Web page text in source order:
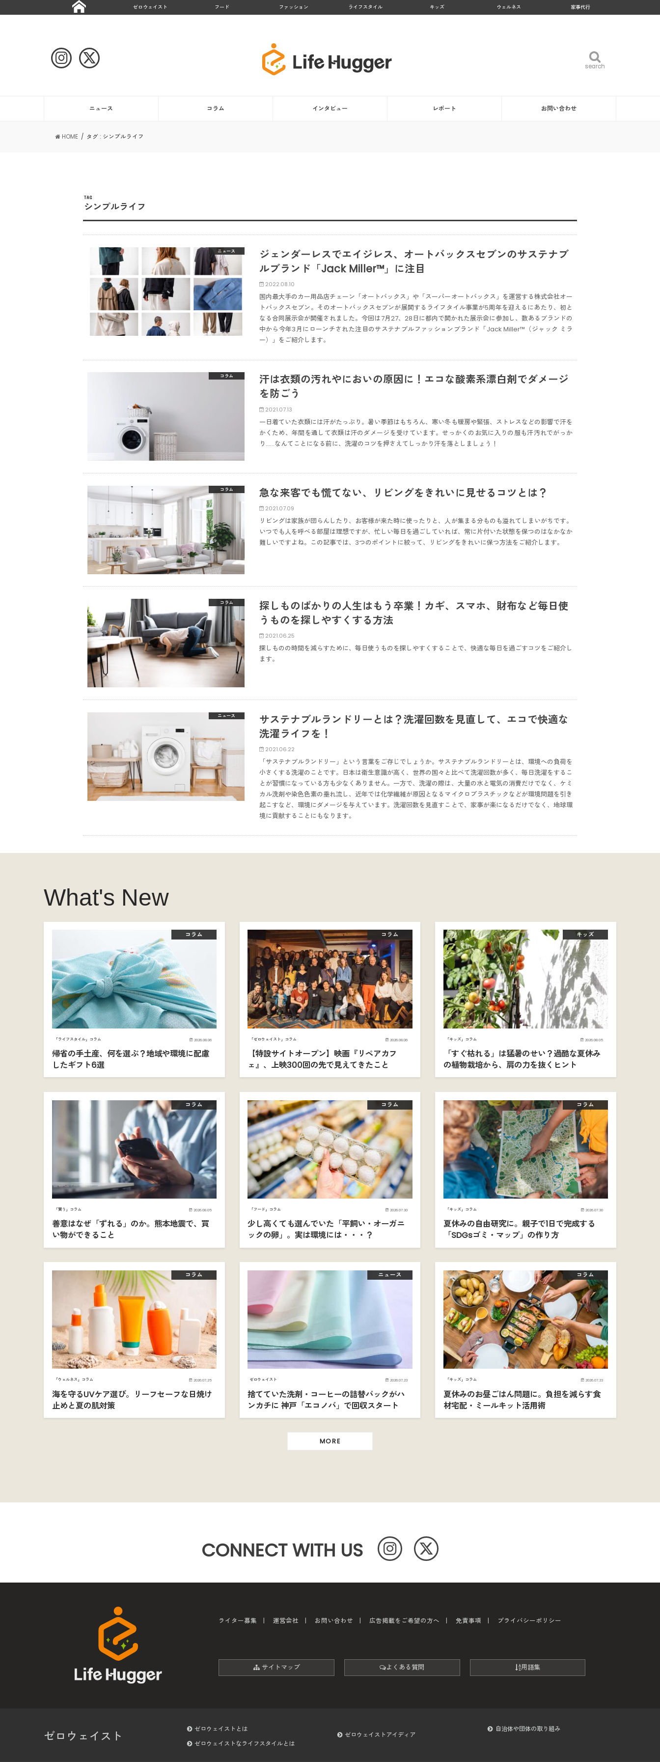
ゼロウェイスト フード ファッション ライフスタイル キッズ ウェルネス 家事代行
search
search
ニュース コラム インタビュー レポート お問い合わせ
HOME タグ : シンプルライフ
TAG
シンプルライフ
ニュース
ジェンダーレスでエイジレス、オートバックスセブンのサステナブ
ルブランド「Jack Miller™️」に注目
2022.08.10
国内最大手のカー用品店チェーン「オートバックス」や「スーパーオートバックス」を運営する株式会社オー
トバックスセブン。そのオートバックスセブンが展開するライフタイル事業が5周年を迎えるにあたり、初と
なる合同展示会が開催されました。今回は7月27、28日に都内で開かれた展示会に参加し、数あるブランドの
中から今年3月にローンチされた注目のサステナブルファッションブランド「Jack Miller™️（ジャック ミラ
ー）」をご紹介します。
コラム
汗は衣類の汚れやにおいの原因に！エコな酸素系漂白剤でダメージ
を防ごう
2021.07.13
一日着ていた衣類には汗がたっぷり。暑い季節はもちろん、寒い冬も暖房や緊張、ストレスなどの影響で汗を
かくため、年間を通して衣類は汗のダメージを受けています。せっかくのお気に入りの服も汗汚れでがっか
り……なんてことになる前に、洗濯のコツを押さえてしっかり汗を落としましょう！
コラム 急な来客でも慌てない、リビングをきれいに見せるコツとは？
2021.07.09
リビングは家族が団らんしたり、お客様が来た時に使ったりと、人が集まる分ものも溢れてしまいがちです。
いつでも人を呼べる部屋は理想ですが、忙しい毎日を過ごしていれば、常に片付いた状態を保つのはなかなか
難しいですよね。この記事では、3つのポイントに絞って、リビングをきれいに保つ方法をご紹介します。
コラム
探しものばかりの人生はもう卒業！カギ、スマホ、財布など毎日使
うものを探しやすくする方法
2021.06.25
探しものの時間を減らすために、毎日使うものを探しやすくすることで、快適な毎日を過ごすコツをご紹介し
ます。
ニュース
サステナブルランドリーとは？洗濯回数を見直して、エコで快適な
洗濯ライフを！
2021.06.22
「サステナブルランドリー」という言葉をご存じでしょうか。サステナブルランドリーとは、環境への負荷を
小さくする洗濯のことです。日本は衛生意識が高く、世界の国々と比べて洗濯回数が多く、毎日洗濯をするこ
とが習慣になっている方も少なくありません。一方で、洗濯の際は、大量の水と電気の消費だけでなく、ケミ
カル洗剤や染色色素の垂れ流し、近年では化学繊維が原因となるマイクロプラスチックなどが環境問題を引き
起こすなど、環境にダメージを与えています。洗濯回数を見直すことで、家事が楽になるだけでなく、地球環
境に貢献することにもなります。
What's New
コラム
「ライフスタイル」コラム 2026.08.06
帰省の手土産、何を選ぶ？地域や環境に配慮
したギフト6選
コラム
「ゼロウェイスト」コラム 2026.08.06
【特設サイトオープン】映画『リペアカフ
ェ』、上映300回の先で見えてきたこと
キッズ
「キッズ」コラム 2026.08.05
「すぐ枯れる」は猛暑のせい？過酷な夏休み
の植物栽培から、肩の力を抜くヒント
コラム
「買う」コラム 2026.08.05
善意はなぜ「ずれる」のか。熊本地震で、買
い物ができること
コラム
「フード」コラム 2026.07.30
少し高くても選んでいた「平飼い・オーガニ
ックの卵」。実は環境には・・・？
コラム
「キッズ」コラム 2026.07.30
夏休みの自由研究に。親子で1日で完成する
「SDGsゴミ・マップ」の作り方
コラム
「ウェルネス」コラム 2026.07.25
海を守るUVケア選び。リーフセーフな日焼け
止めと夏の肌対策
ニュース
ゼロウェイスト 2026.07.23
捨てていた洗剤・コーヒーの詰替パックがハ
ンカチに 神戸「エコノバ」で回収スタート
コラム
「キッズ」コラム 2026.07.23
夏休みのお昼ごはん問題に。負担を減らす食
材宅配・ミールキット活用術
MORE
CONNECT WITH US
ライター募集 運営会社 お問い合わせ 広告掲載をご希望の方へ 免責事項 プライバシーポリシー
サイトマップ よくある質問 用語集
ゼロウェイスト
ゼロウェイストとは
ゼロウェイストなライフスタイルとは
ゼロウェイストアイディア
自治体や団体の取り組み